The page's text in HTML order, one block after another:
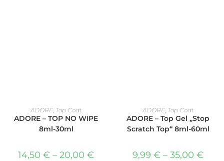
AUSFÜHRUNG WÄHLEN
ADORE, Top Coat
ADORE – TOP NO WIPE
8ml-30ml
14,50 € – 20,00 €
AUSFÜHRUNG WÄHLEN
ADORE, Top Coat
ADORE – Top Gel „Stop
Scratch Top“ 8ml-60ml
9,99 € – 35,00 €